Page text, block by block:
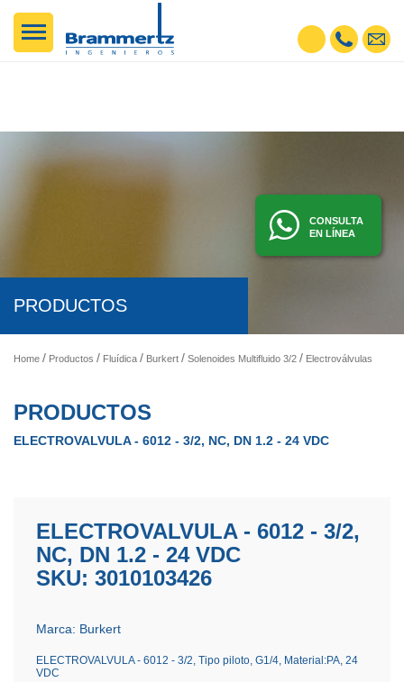
CONSULTA
EN LÍNEA
PRODUCTOS
Home Productos Fluídica Burkert Solenoides Multifluido 3/2 Electroválvulas - Solenoides
PRODUCTOS
ELECTROVALVULA - 6012 - 3/2, NC, DN 1.2 - 24 VDC
ELECTROVALVULA - 6012 - 3/2,
NC, DN 1.2 - 24 VDC
SKU: 3010103426
Marca: Burkert
ELECTROVALVULA - 6012 - 3/2, Tipo piloto, G1/4, Material:PA, 24
VDC